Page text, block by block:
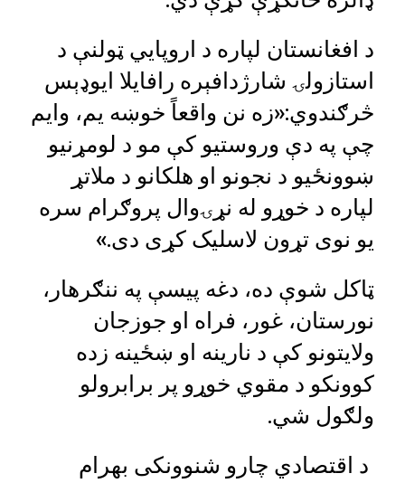
د افغانستان لپاره د اروپایي ټولنې د
استازولۍ شارژدافېره رافایلا ایوډېس
څرګندوي:«زه نن واقعاً خوښه یم، وایم
چې په دې وروستیو کې مو د لومړنيو
ښوونځيو د نجونو او هلکانو د ملاتړ
لپاره د خوړو له نړۍوال پروګرام سره
یو نوی تړون لاسلیک کړی دی.»
ټاکل شوې ده، دغه پیسې په ننګرهار،
نورستان، غور، فراه او جوزجان
ولایتونو کې د نارینه او ښځينه زده
کوونکو د مقوي خوړو پر برابرولو
ولګول شي.
د اقتصادي چارو شنوونکی بهرام